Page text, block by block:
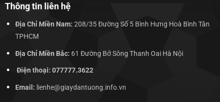
Thông tin liên hệ
Địa Chỉ Miền Nam: 208/35 Đường Số 5 Bình Hưng Hoà Bình Tân
TPHCM
Địa Chỉ Miền Bắc: 61 Đường Bở Sông Thanh Oai Hà Nội
Điện thoại: 077777.3622
Email: lienhe@giaydantuong.info.vn